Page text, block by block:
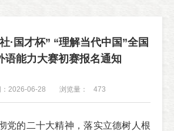
·国才杯” “理解当代中国”全国
语能力大赛初赛报名通知
：2026-06-28 浏览量： 473
党的二十大精神，落实立德树人根